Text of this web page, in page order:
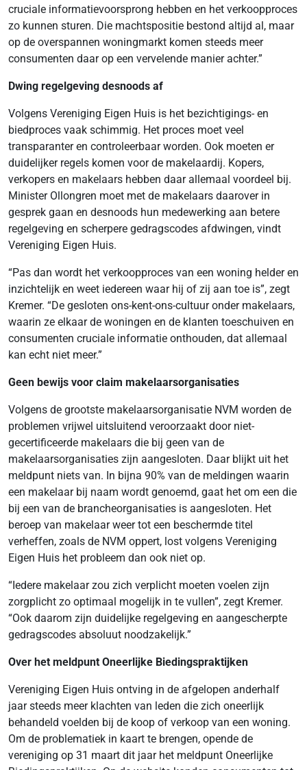
cruciale informatievoorsprong hebben en het verkoopproces
zo kunnen sturen. Die machtspositie bestond altijd al, maar
op de overspannen woningmarkt komen steeds meer
consumenten daar op een vervelende manier achter.”
Dwing regelgeving desnoods af
Volgens Vereniging Eigen Huis is het bezichtigings- en
biedproces vaak schimmig. Het proces moet veel
transparanter en controleerbaar worden. Ook moeten er
duidelijker regels komen voor de makelaardij. Kopers,
verkopers en makelaars hebben daar allemaal voordeel bij.
Minister Ollongren moet met de makelaars daarover in
gesprek gaan en desnoods hun medewerking aan betere
regelgeving en scherpere gedragscodes afdwingen, vindt
Vereniging Eigen Huis.
“Pas dan wordt het verkoopproces van een woning helder en
inzichtelijk en weet iedereen waar hij of zij aan toe is”, zegt
Kremer. “De gesloten ons-kent-ons-cultuur onder makelaars,
waarin ze elkaar de woningen en de klanten toeschuiven en
consumenten cruciale informatie onthouden, dat allemaal
kan echt niet meer.”
Geen bewijs voor claim makelaarsorganisaties
Volgens de grootste makelaarsorganisatie NVM worden de
problemen vrijwel uitsluitend veroorzaakt door niet-
gecertificeerde makelaars die bij geen van de
makelaarsorganisaties zijn aangesloten. Daar blijkt uit het
meldpunt niets van. In bijna 90% van de meldingen waarin
een makelaar bij naam wordt genoemd, gaat het om een die
bij een van de brancheorganisaties is aangesloten. Het
beroep van makelaar weer tot een beschermde titel
verheffen, zoals de NVM oppert, lost volgens Vereniging
Eigen Huis het probleem dan ook niet op.
“Iedere makelaar zou zich verplicht moeten voelen zijn
zorgplicht zo optimaal mogelijk in te vullen”, zegt Kremer.
“Ook daarom zijn duidelijke regelgeving en aangescherpte
gedragscodes absoluut noodzakelijk.”
Over het meldpunt Oneerlijke Biedingspraktijken
Vereniging Eigen Huis ontving in de afgelopen anderhalf
jaar steeds meer klachten van leden die zich oneerlijk
behandeld voelden bij de koop of verkoop van een woning.
Om de problematiek in kaart te brengen, opende de
vereniging op 31 maart dit jaar het meldpunt Oneerlijke